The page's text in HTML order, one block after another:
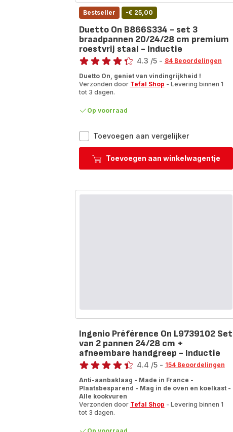
Toevoegen aan vergelijkerDuetto
On
B866S334
braadpannen
Toevoegen aan winkelwagentje
Bestseller -€ 25,00
Duetto On B866S334 - set 3
braadpannen 20/24/28 cm premium
roestvrij staal - Inductie
Beoordeling
4.3 /5 - 84 Beoordelingen
Duetto On, geniet van vindingrijkheid !
Verzonden door Tefal Shop - Levering binnen 1
tot 3 dagen.
Op voorraad
Ingenio Préférence On L9739102 Set
van 2 pannen 24/28 cm +
afneembare handgreep - Inductie
Beoordeling
4.4 /5 - 154 Beoordelingen
Anti-aanbaklaag - Made in France -
Plaatsbesparend - Mag in de oven en koelkast -
Alle kookvuren
Verzonden door Tefal Shop - Levering binnen 1
tot 3 dagen.